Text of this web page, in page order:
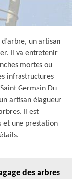
un artisan
Il va entretenir
mortes ou
infrastructures
Germain Du
artisan élagueur
Il est
et une prestation
des arbres